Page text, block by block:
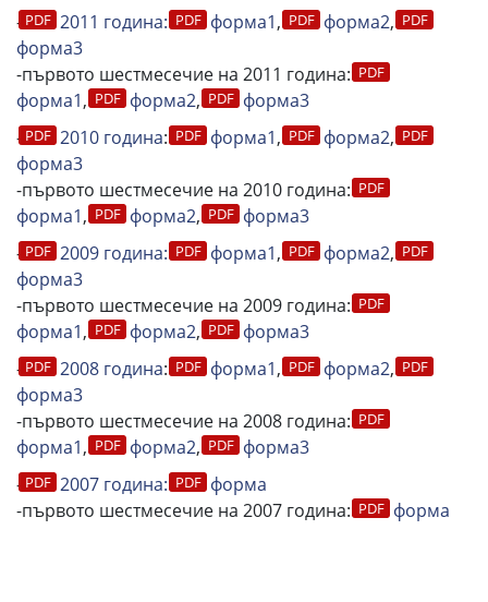
-
2011 година: форма1, форма2,
форма3
-първото шестмесечие на 2011 година:
форма1, форма2,
форма3
-
2010 година: форма1, форма2,
форма3
-първото шестмесечие на 2010 година:
форма1, форма2,
форма3
-
2009 година: форма1, форма2,
форма3
-първото шестмесечие на 2009 година:
форма1, форма2,
форма3
-
2008 година: форма1, форма2,
форма3
-първото шестмесечие на 2008 година:
форма1, форма2,
форма3
-
2007 година:
форма
-първото шестмесечие на 2007 година:
форма